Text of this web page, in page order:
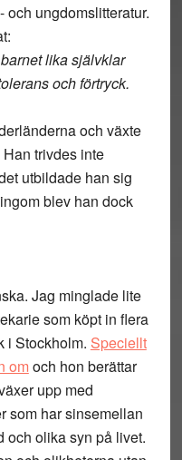
och ungdomslitteratur.
lika självklar
och förtryck.
och växte
trivdes inte
utbildade han sig
blev han dock
Jag minglade lite
som köpt in flera
i Stockholm. Speciellt
omoch hon berättar
upp med
som har sinsemellan
och olika syn på livet.